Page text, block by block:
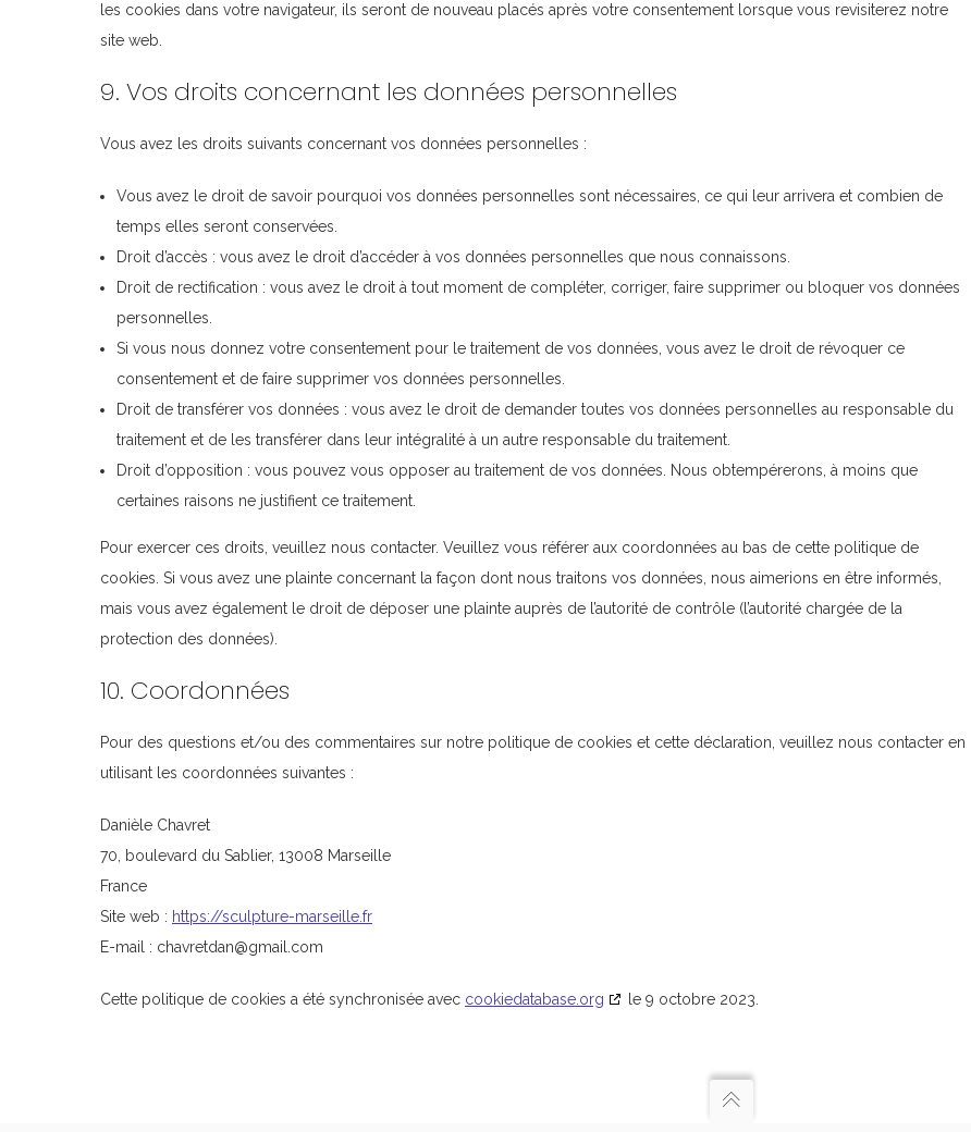
les cookies dans votre navigateur, ils seront de nouveau placés après votre consentement lorsque vous revisiterez notre
site web.
9. Vos droits concernant les données personnelles
Vous avez les droits suivants concernant vos données personnelles :
Vous avez le droit de savoir pourquoi vos données personnelles sont nécessaires, ce qui leur arrivera et combien de
temps elles seront conservées.
Droit d’accès : vous avez le droit d’accéder à vos données personnelles que nous connaissons.
Droit de rectification : vous avez le droit à tout moment de compléter, corriger, faire supprimer ou bloquer vos données
personnelles.
Si vous nous donnez votre consentement pour le traitement de vos données, vous avez le droit de révoquer ce
consentement et de faire supprimer vos données personnelles.
Droit de transférer vos données : vous avez le droit de demander toutes vos données personnelles au responsable du
traitement et de les transférer dans leur intégralité à un autre responsable du traitement.
Droit d’opposition : vous pouvez vous opposer au traitement de vos données. Nous obtempérerons, à moins que
certaines raisons ne justifient ce traitement.
Pour exercer ces droits, veuillez nous contacter. Veuillez vous référer aux coordonnées au bas de cette politique de
cookies. Si vous avez une plainte concernant la façon dont nous traitons vos données, nous aimerions en être informés,
mais vous avez également le droit de déposer une plainte auprès de l’autorité de contrôle (l’autorité chargée de la
protection des données).
10. Coordonnées
Pour des questions et/ou des commentaires sur notre politique de cookies et cette déclaration, veuillez nous contacter en
utilisant les coordonnées suivantes :
Danièle Chavret
70, boulevard du Sablier, 13008 Marseille
France
Site web : https://sculpture-marseille.fr
E-mail : chavretdan@gmail.com
Cette politique de cookies a été synchronisée avec cookiedatabase.org le 9 octobre 2023.